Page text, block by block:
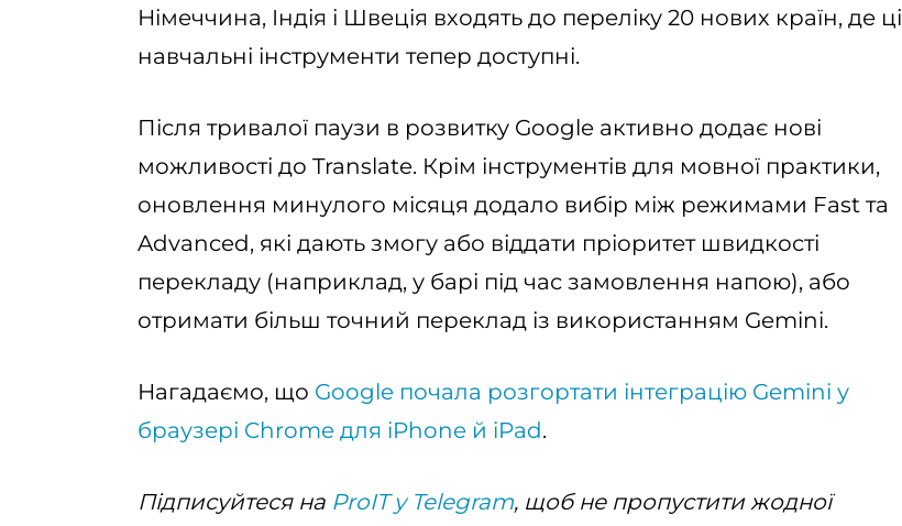
Німеччина, Індія і Швеція входять до переліку 20 нових країн, де ці
навчальні інструменти тепер доступні.
Після тривалої паузи в розвитку Google активно додає нові
можливості до Translate. Крім інструментів для мовної практики,
оновлення минулого місяця додало вибір між режимами Fast та
Advanced, які дають змогу або віддати пріоритет швидкості
перекладу (наприклад, у барі під час замовлення напою), або
отримати більш точний переклад із використанням Gemini.
Нагадаємо, що Google почала розгортати інтеграцію Gemini у
браузері Chrome для iPhone й iPad.
Підписуйтеся на ProIT у Telegram, щоб не пропустити жодної